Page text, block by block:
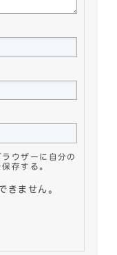
ウザーに自分の
存する。
きません。